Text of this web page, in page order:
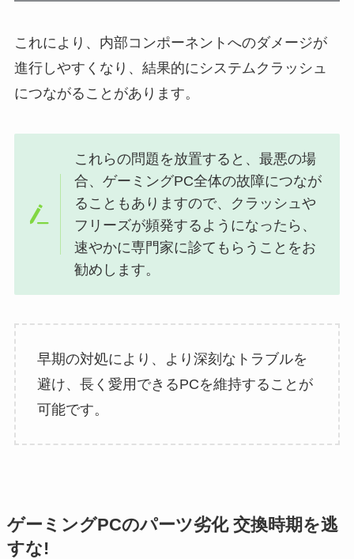
これにより、内部コンポーネントへのダメージが
進行しやすくなり、結果的にシステムクラッシュ
につながることがあります。
これらの問題を放置すると、最悪の場
合、ゲーミングPC全体の故障につなが
ることもありますので、クラッシュや
フリーズが頻発するようになったら、
速やかに専門家に診てもらうことをお
勧めします。
早期の対処により、より深刻なトラブルを
避け、長く愛用できるPCを維持することが
可能です。
ゲーミングPCのパーツ劣化 交換時期を逃
すな!